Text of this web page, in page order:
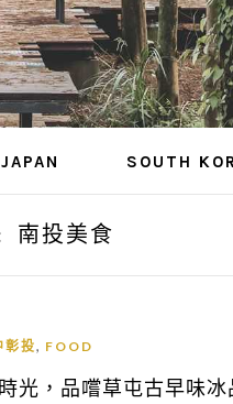
JAPAN SOUTH
南投美食
彰投, FOOD
光，品嚐草屯古早味冰